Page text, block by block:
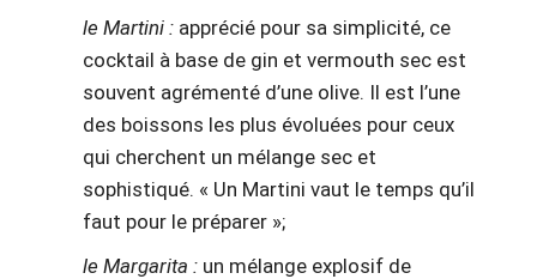
le Martini : apprécié pour sa simplicité, ce
cocktail à base de gin et vermouth sec est
souvent agrémenté d’une olive. Il est l’une
des boissons les plus évoluées pour ceux
qui cherchent un mélange sec et
sophistiqué. « Un Martini vaut le temps qu’il
faut pour le préparer »;
le Margarita : un mélange explosif de